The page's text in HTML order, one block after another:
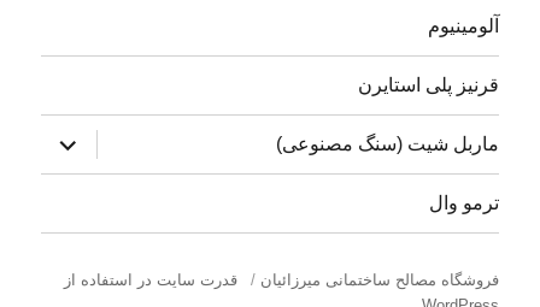
آلومینیوم
قرنیز پلی استایرن
ماربل شیت (سنگ مصنوعی)
بازکردن
زیرفهرست
ترمو وال
فروشگاه مصالح ساختمانی میرزائیان
قدرت سایت در استفاده از